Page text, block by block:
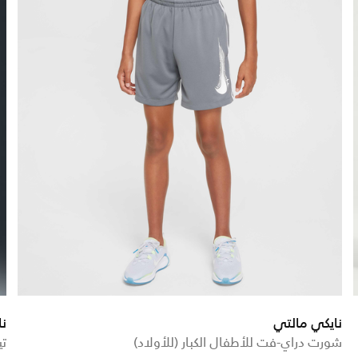
نايكي مالتي
شورت دراي-فت للأطفال الكبار (للأولاد)